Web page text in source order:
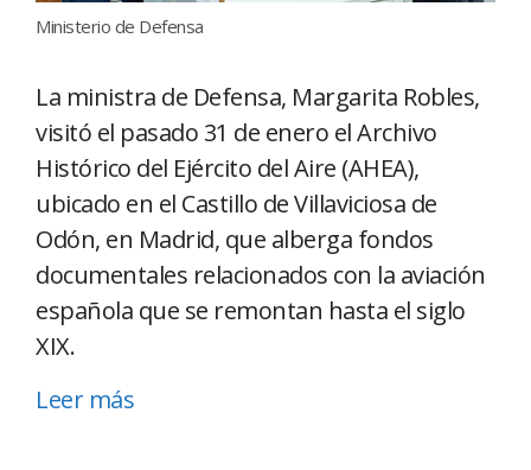
Ministerio de Defensa
La ministra de Defensa, Margarita Robles,
visitó el pasado 31 de enero el Archivo
Histórico del Ejército del Aire (AHEA),
ubicado en el Castillo de Villaviciosa de
Odón, en Madrid, que alberga fondos
documentales relacionados con la aviación
española que se remontan hasta el siglo
XIX.
Leer más